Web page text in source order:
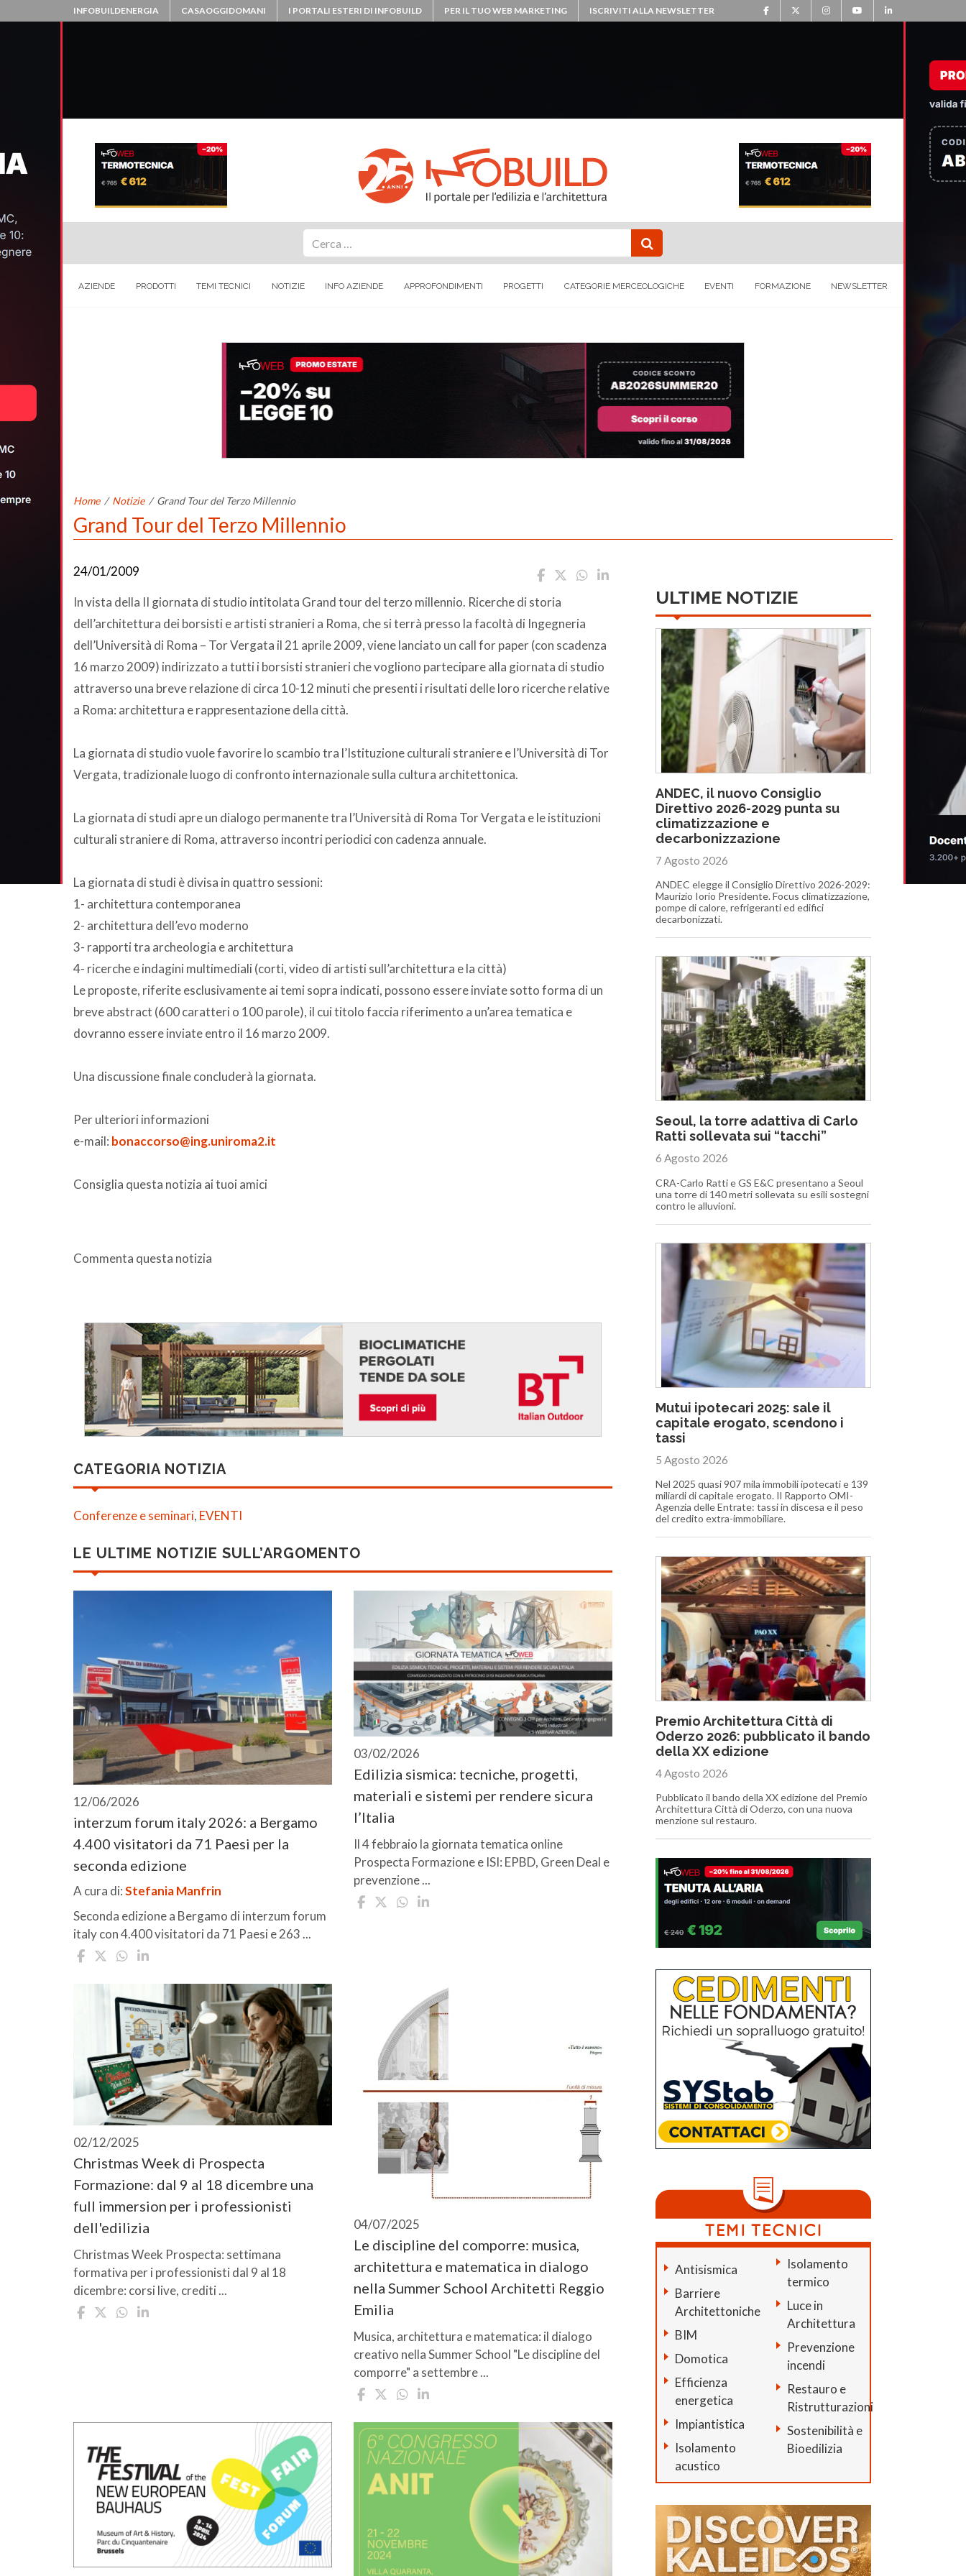
INFOBUILDENERGIA CASAOGGIDOMANI I PORTALI ESTERI DI INFOBUILD PER IL TUO WEB MARKETING ISCRIVITI ALLA NEWSLETTER
AZIENDE PRODOTTI TEMI TECNICI NOTIZIE INFO AZIENDE APPROFONDIMENTI PROGETTI CATEGORIE MERCEOLOGICHE EVENTI FORMAZIONE NEWSLETTER
Home / Notizie / Grand Tour del Terzo Millennio
Grand Tour del Terzo Millennio
24/01/2009
In vista della II giornata di studio intitolata Grand tour del terzo millennio. Ricerche di storia
dell’architettura dei borsisti e artisti stranieri a Roma, che si terrà presso la facoltà di Ingegneria
dell’Università di Roma – Tor Vergata il 21 aprile 2009, viene lanciato un call for paper (con scadenza
16 marzo 2009) indirizzato a tutti i borsisti stranieri che vogliono partecipare alla giornata di studio
attraverso una breve relazione di circa 10-12 minuti che presenti i risultati delle loro ricerche relative
a Roma: architettura e rappresentazione della città.
La giornata di studio vuole favorire lo scambio tra l’Istituzione culturali straniere e l’Università di Tor
Vergata, tradizionale luogo di confronto internazionale sulla cultura architettonica.
La giornata di studi apre un dialogo permanente tra l’Università di Roma Tor Vergata e le istituzioni
culturali straniere di Roma, attraverso incontri periodici con cadenza annuale.
La giornata di studi è divisa in quattro sessioni:
1- architettura contemporanea
2- architettura dell’evo moderno
3- rapporti tra archeologia e architettura
4- ricerche e indagini multimediali (corti, video di artisti sull’architettura e la città)
Le proposte, riferite esclusivamente ai temi sopra indicati, possono essere inviate sotto forma di un
breve abstract (600 caratteri o 100 parole), il cui titolo faccia riferimento a un’area tematica e
dovranno essere inviate entro il 16 marzo 2009.
Una discussione finale concluderà la giornata.
Per ulteriori informazioni
e-mail: bonaccorso@ing.uniroma2.it
Consiglia questa notizia ai tuoi amici
Commenta questa notizia
CATEGORIA NOTIZIA
Conferenze e seminari, EVENTI
LE ULTIME NOTIZIE SULL’ARGOMENTO
12/06/2026
interzum forum italy 2026: a Bergamo
4.400 visitatori da 71 Paesi per la
seconda edizione
A cura di:Stefania Manfrin
Seconda edizione a Bergamo di interzum forum
italy con 4.400 visitatori da 71 Paesi e 263 ...
03/02/2026
Edilizia sismica: tecniche, progetti,
materiali e sistemi per rendere sicura
l’Italia
Il 4 febbraio la giornata tematica online
Prospecta Formazione e ISI: EPBD, Green Deal e
prevenzione ...
02/12/2025
Christmas Week di Prospecta
Formazione: dal 9 al 18 dicembre una
full immersion per i professionisti
dell'edilizia
Christmas Week Prospecta: settimana
formativa per i professionisti dal 9 al 18
dicembre: corsi live, crediti ...
04/07/2025
Le discipline del comporre: musica,
architettura e matematica in dialogo
nella Summer School Architetti Reggio
Emilia
Musica, architettura e matematica: il dialogo
creativo nella Summer School "Le discipline del
comporre" a settembre ...
ULTIME NOTIZIE
ANDEC, il nuovo Consiglio
Direttivo 2026-2029 punta su
climatizzazione e
decarbonizzazione
7 Agosto 2026
ANDEC elegge il Consiglio Direttivo 2026-2029:
Maurizio Iorio Presidente. Focus climatizzazione,
pompe di calore, refrigeranti ed edifici
decarbonizzati.
Seoul, la torre adattiva di Carlo
Ratti sollevata sui “tacchi”
6 Agosto 2026
CRA-Carlo Ratti e GS E&C presentano a Seoul
una torre di 140 metri sollevata su esili sostegni
contro le alluvioni.
Mutui ipotecari 2025: sale il
capitale erogato, scendono i
tassi
5 Agosto 2026
Nel 2025 quasi 907 mila immobili ipotecati e 139
miliardi di capitale erogato. Il Rapporto OMI-
Agenzia delle Entrate: tassi in discesa e il peso
del credito extra-immobiliare.
Premio Architettura Città di
Oderzo 2026: pubblicato il bando
della XX edizione
4 Agosto 2026
Pubblicato il bando della XX edizione del Premio
Architettura Città di Oderzo, con una nuova
menzione sul restauro.
Antisismica
Barriere
Architettoniche
BIM
Domotica
Efficienza
energetica
Impiantistica
Isolamento
acustico
Isolamento
termico
Luce in
Architettura
Prevenzione
incendi
Restauro e
Ristrutturazioni
Sostenibilità e
Bioedilizia